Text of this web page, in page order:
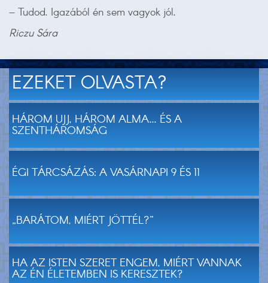
– Tudod. Igazából én sem vagyok jól.
Riczu Sára
EZEKET OLVASTA?
HÁROM UJJ, HÁROM ALMA... ÉS A
SZENTHÁROMSÁG
ÉGI TÁRCSÁZÁS: A VASÁRNAPI 9 ÉS 11
„BARÁTOM, MIÉRT JÖTTÉL?”
HA AZ ISTEN SZERET ENGEM, MIÉRT VANNAK
AZ ÉN ÉLETEMBEN IS KERESZTEK?